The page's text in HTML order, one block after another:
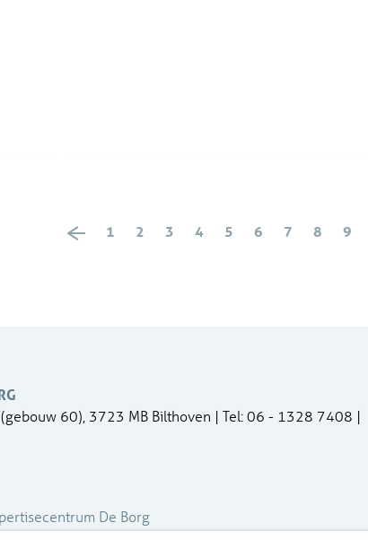
1 2 3 4 5 6 7 8 9
60), 3723 MB Bilthoven | Tel: 06 - 1328 7408 |
De Borg